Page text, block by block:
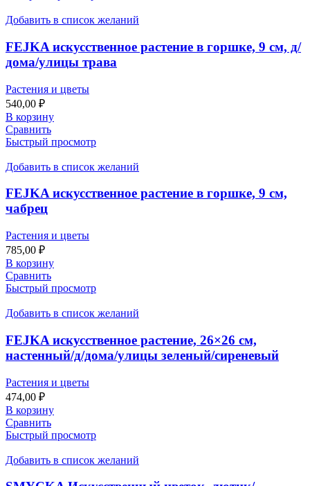
Добавить в список желаний
FEJKA искусственное растение в горшке, 9 см, д/
дома/улицы трава
Растения и цветы
540,00 ₽
В корзину
Сравнить
Быстрый просмотр
Добавить в список желаний
FEJKA искусственное растение в горшке, 9 см,
чабрец
Растения и цветы
785,00 ₽
В корзину
Сравнить
Быстрый просмотр
Добавить в список желаний
FEJKA искусственное растение, 26×26 см,
настенный/д/дома/улицы зеленый/сиреневый
Растения и цветы
474,00 ₽
В корзину
Сравнить
Быстрый просмотр
Добавить в список желаний